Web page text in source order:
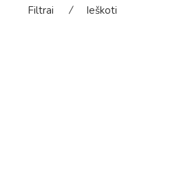
Filtrai ⁄ Ieškoti